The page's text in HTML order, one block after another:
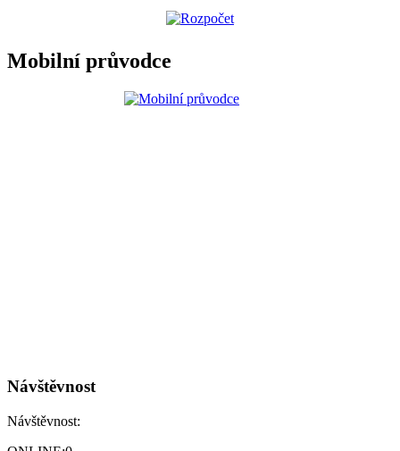
Mobilní průvodce
Návštěvnost
Návštěvnost: